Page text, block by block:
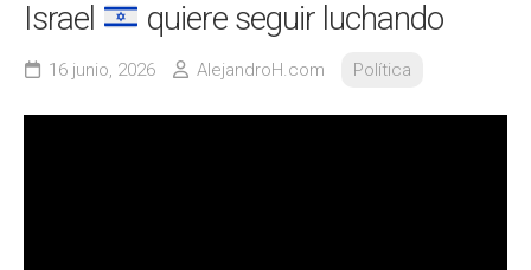
Israel
quiere seguir luchando
16 junio, 2026 AlejandroH.com Política